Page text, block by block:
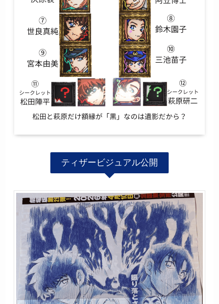
ティザービジュアル公開